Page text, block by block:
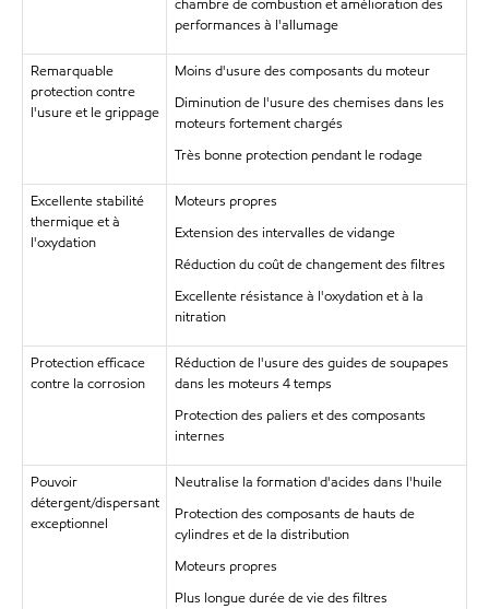
chambre de combustion et amélioration des
performances à l'allumage
Remarquable
protection contre
l'usure et le grippage
Moins d'usure des composants du moteur
Diminution de l'usure des chemises dans les
moteurs fortement chargés
Très bonne protection pendant le rodage
Excellente stabilité
thermique et à
l'oxydation
Moteurs propres
Extension des intervalles de vidange
Réduction du coût de changement des filtres
Excellente résistance à l'oxydation et à la
nitration
Protection efficace
contre la corrosion
Réduction de l'usure des guides de soupapes
dans les moteurs 4 temps
Protection des paliers et des composants
internes
Pouvoir
détergent/dispersant
exceptionnel
Neutralise la formation d'acides dans l'huile
Protection des composants de hauts de
cylindres et de la distribution
Moteurs propres
Plus longue durée de vie des filtres